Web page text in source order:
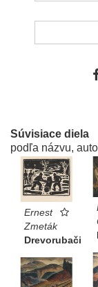
Súvisiace diela
podľa názvu,
Ernest
Zmeták
Drevorubači